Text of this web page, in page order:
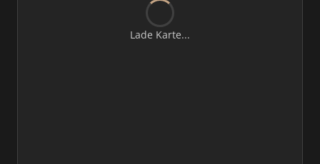
Lade Karte...